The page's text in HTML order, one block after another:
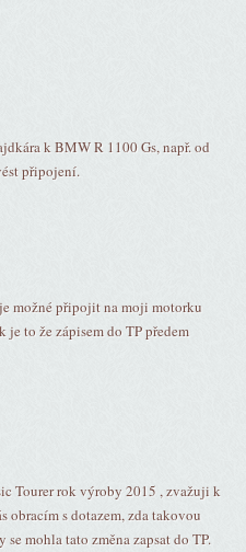
k BMW R 1100 Gs, např. od
připojení.
možné připojit na moji motorku
je to že zápisem do TP předem
Tourer rok výroby 2015 , zvažuji k
obracím s dotazem, zda takovou
mohla tato změna zapsat do TP.